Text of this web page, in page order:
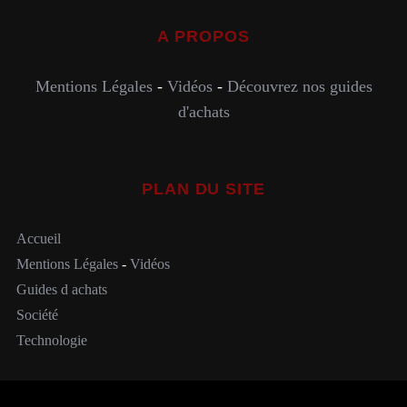
A PROPOS
Mentions Légales- Vidéos- Découvrez nos guides
d'achats
PLAN DU SITE
Accueil
Mentions Légales- Vidéos
Guides d achats
Société
Technologie